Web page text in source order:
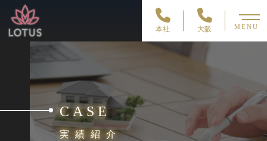
本社 大阪 MENU
CASE
実績紹介